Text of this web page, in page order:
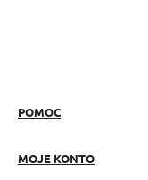
POMOC
MOJE KONTO